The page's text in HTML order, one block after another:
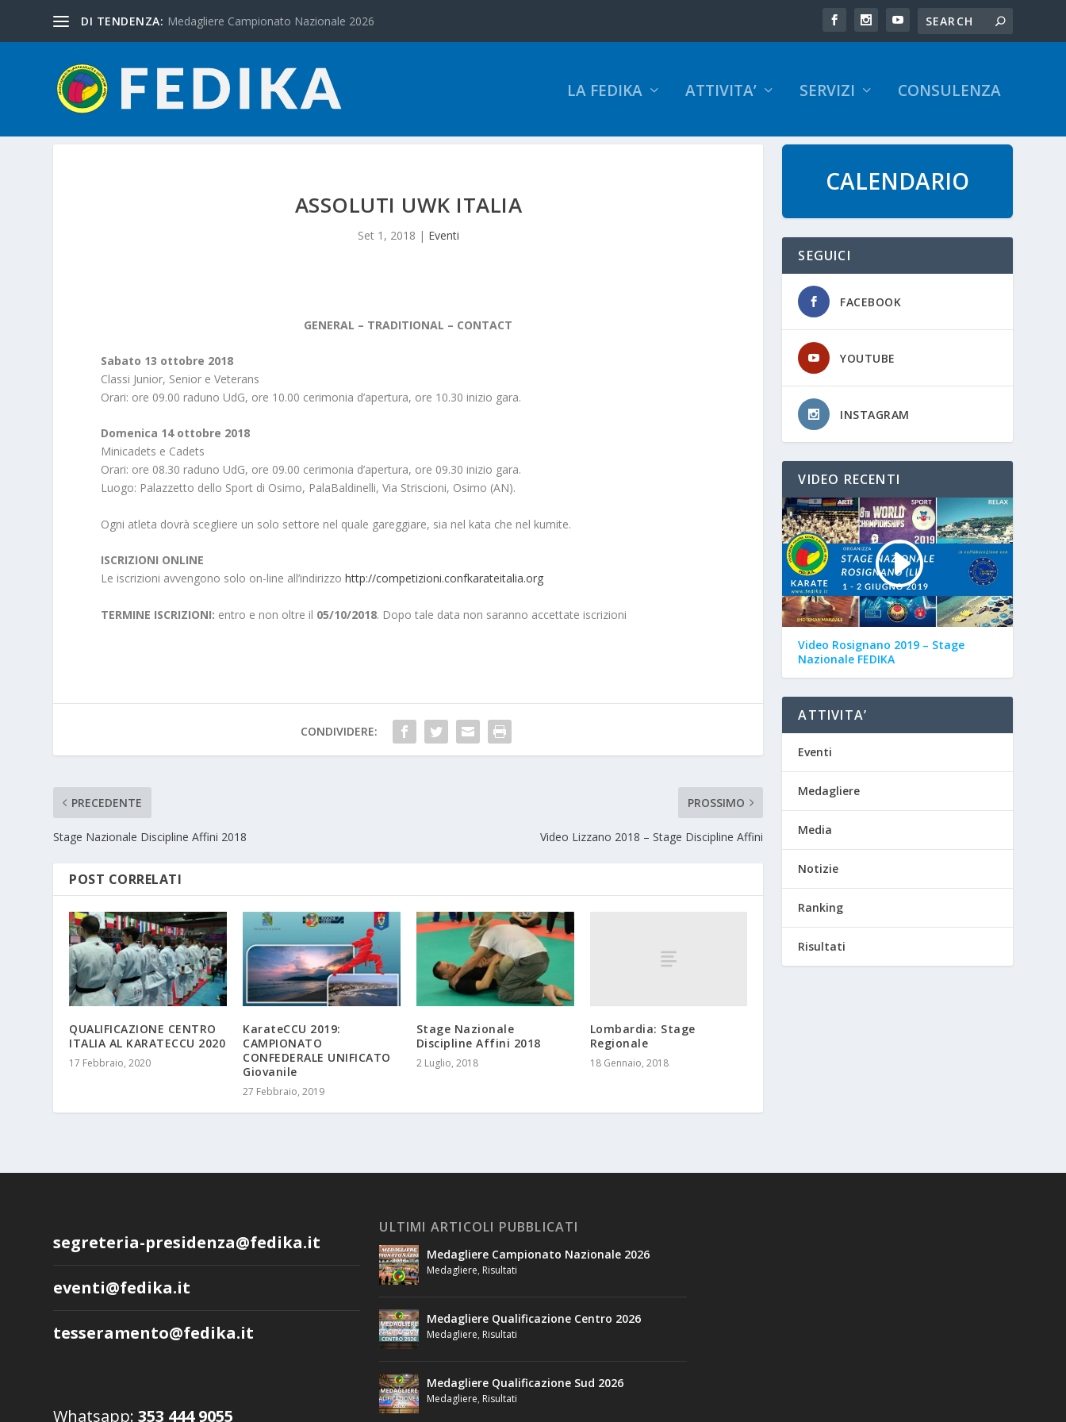
DI TENDENZA: Medagliere Campionato Nazionale 2026
LA FEDIKA ATTIVITA’ SERVIZI CONSULENZA
ASSOLUTI UWK ITALIA
Set 1, 2018 | Eventi
GENERAL – TRADITIONAL – CONTACT
Sabato 13 ottobre 2018
Classi Junior, Senior e Veterans
Orari: ore 09.00 raduno UdG, ore 10.00 cerimonia d’apertura, ore 10.30 inizio gara.
Domenica 14 ottobre 2018
Minicadets e Cadets
Orari: ore 08.30 raduno UdG, ore 09.00 cerimonia d’apertura, ore 09.30 inizio gara.
Luogo: Palazzetto dello Sport di Osimo, PalaBaldinelli, Via Striscioni, Osimo (AN).
Ogni atleta dovrà scegliere un solo settore nel quale gareggiare, sia nel kata che nel kumite.
ISCRIZIONI ONLINE
Le iscrizioni avvengono solo on-line all’indirizzohttp://competizioni.confkarateitalia.org
TERMINE ISCRIZIONI: entro e non oltre il 05/10/2018. Dopo tale data non saranno accettate iscrizioni
CONDIVIDERE:
PRECEDENTE
Stage Nazionale Discipline Affini 2018
PROSSIMO
Video Lizzano 2018 – Stage Discipline Affini
POST CORRELATI
QUALIFICAZIONE CENTRO
ITALIA AL KARATECCU 2020
17 Febbraio, 2020
KarateCCU 2019:
CAMPIONATO
CONFEDERALE UNIFICATO
Giovanile
27 Febbraio, 2019
Stage Nazionale
Discipline Affini 2018
2 Luglio, 2018
Lombardia: Stage
Regionale
18 Gennaio, 2018
CALENDARIO
SEGUICI
FACEBOOK
YOUTUBE
INSTAGRAM
VIDEO RECENTI
Video Rosignano 2019 – Stage
Nazionale FEDIKA
ATTIVITA’
Eventi
Medagliere
Media
Notizie
Ranking
Risultati
segreteria-presidenza@fedika.it
eventi@fedika.it
tesseramento@fedika.it
Whatsapp:353 444 9055
ULTIMI ARTICOLI PUBBLICATI
Medagliere Campionato Nazionale 2026
Medagliere, Risultati
Medagliere Qualificazione Centro 2026
Medagliere, Risultati
Medagliere Qualificazione Sud 2026
Medagliere, Risultati